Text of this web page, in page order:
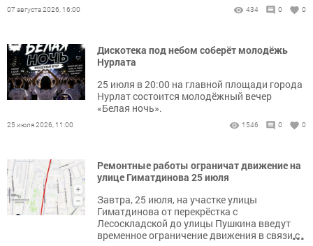
07 августа 2026, 16:00 434 0 0
Дискотека под небом соберёт молодёжь
Нурлата
25 июля в 20:00 на главной площади города
Нурлат состоится молодёжный вечер
«Белая ночь».
25 июля 2026, 11:00 1546 0 0
Ремонтные работы ограничат движение на
улице Гиматдинова 25 июля
Завтра, 25 июля, на участке улицы
Гиматдинова от перекрёстка с
Лесоскладской до улицы Пушкина введут
временное ограничение движения в связи с...